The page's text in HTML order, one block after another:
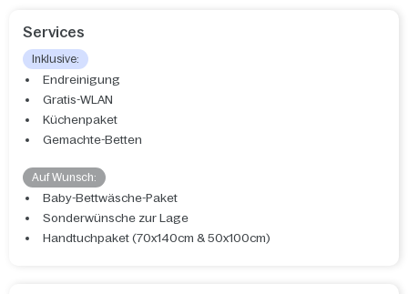
Services
Inklusive:
Endreinigung
Gratis-WLAN
Küchenpaket
Gemachte-Betten
Auf Wunsch:
Baby-Bettwäsche-Paket
Sonderwünsche zur Lage
Handtuchpaket (70x140cm & 50x100cm)